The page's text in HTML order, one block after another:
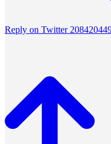
Reply on Twitter